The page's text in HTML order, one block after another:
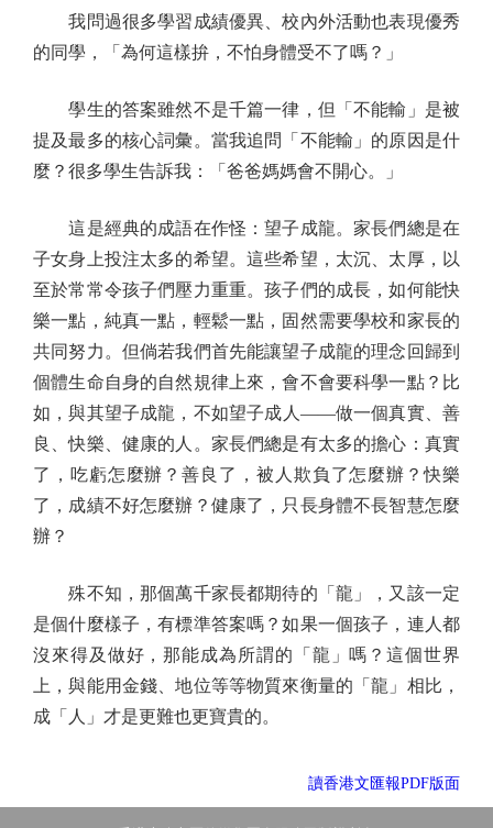
我問過很多學習成績優異、校內外活動也表現優秀
的同學，「為何這樣拚，不怕身體受不了嗎？」
學生的答案雖然不是千篇一律，但「不能輸」是被
提及最多的核心詞彙。當我追問「不能輸」的原因是什
麼？很多學生告訴我：「爸爸媽媽會不開心。」
這是經典的成語在作怪：望子成龍。家長們總是在
子女身上投注太多的希望。這些希望，太沉、太厚，以
至於常常令孩子們壓力重重。孩子們的成長，如何能快
樂一點，純真一點，輕鬆一點，固然需要學校和家長的
共同努力。但倘若我們首先能讓望子成龍的理念回歸到
個體生命自身的自然規律上來，會不會要科學一點？比
如，與其望子成龍，不如望子成人——做一個真實、善
良、快樂、健康的人。家長們總是有太多的擔心：真實
了，吃虧怎麼辦？善良了，被人欺負了怎麼辦？快樂
了，成績不好怎麼辦？健康了，只長身體不長智慧怎麼
辦？
殊不知，那個萬千家長都期待的「龍」，又該一定
是個什麼樣子，有標準答案嗎？如果一個孩子，連人都
沒來得及做好，那能成為所謂的「龍」嗎？這個世界
上，與能用金錢、地位等等物質來衡量的「龍」相比，
成「人」才是更難也更寶貴的。
讀香港文匯報PDF版面